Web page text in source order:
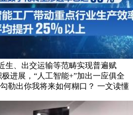
生、出交运输等范畴实现普遍赋
进展，“人工智能+”加出一应俱全
勒出你我将来如何糊口？ 一文读懂